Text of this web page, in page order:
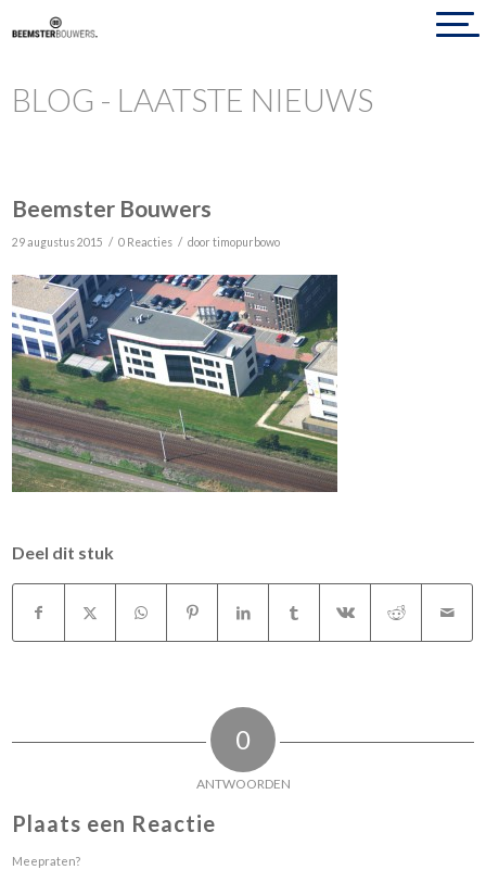
BLOG - LAATSTE NIEUWS
Beemster Bouwers
29 augustus 2015 / 0 Reacties / doortimopurbowo
Deel dit stuk
0
ANTWOORDEN
Plaats een Reactie
Meepraten?